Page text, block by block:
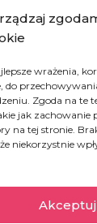
wrażenia,
do
Zgoda na te
jak zachowanie
na tej stronie.
niekorzystnie
Akceptuj
kryzys
uciekło z